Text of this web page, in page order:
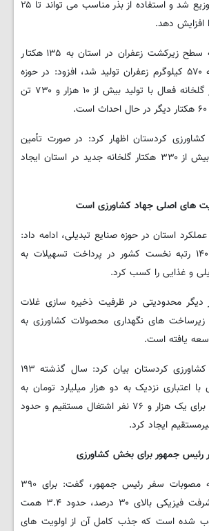
شده بین کشاورزان توزیع شد و استفاده از بذر مناسب می تواند تا ۲۵
افزایش دهد.
وی با اشاره به اینکه سطح زیرکشت زعفران در استان به ۱۳۵ هکتار
رسیده و سال گذشته ۵۷۰ کیلوگرم زعفران تولید شد، افزود: در حوزه
گلخانه نیز ۵۸ هکتار گلخانه فعال با تولید بیش از ۱۰ هزار و ۷۳۰ تن
کردستان اظهار کرد: در صورت تأمین
تسهیلات مورد نیاز، بیش از ۳۳۰ هکتار گلخانه جدید در استان ایجاد
های اصلی جهاد کشاورزی است
استان در حوزه صنایع تبدیلی، ادامه داد:
کردستان در سال ۱۴۰۴ رتبه نخست کشور در پرداخت تسهیلات به
و غذایی را کسب کرد.
دیگر محدودیتی در ظرفیت ذخیره سازی غلات
زیرساخت های نگهداری محصولات کشاورزی به
یافته است.
رئیس سازمان جهاد کشاورزی کردستان بیان کرد: سال گذشته ۱۹۳
اعتباری نزدیک به دو هزار میلیارد تومان به
بهره برداری رسید که برای یک هزار و ۷۶ نفر اشتغال مستقیم و حدود
ایجاد کرد.
رئیس جمهور برای بخش کشاورزی
نقشبندی با اشاره به مصوبات سفر رئیس جمهور، گفت: برای ۳۹۰
طرح کشاورزی با پیشرفت فیزیکی بالای ۳۰ درصد، حدود ۳.۴ همت
شده است که جذب کامل آن از اولویت های